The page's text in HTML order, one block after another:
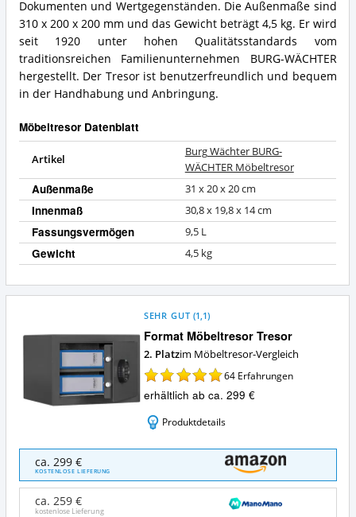
Was
bietet
dieser
Möbeltresor?
Dokumenten und Wertgegenständen. Die Außenmaße sind
310 x 200 x 200 mm und das Gewicht beträgt 4,5 kg. Er wird
seit 1920 unter hohen Qualitätsstandards vom
traditionsreichen Familienunternehmen BURG-WÄCHTER
hergestellt. Der Tresor ist benutzerfreundlich und bequem
in der Handhabung und Anbringung.
Möbeltresor Datenblatt
Artikel
Burg Wächter BURG-
WÄCHTER Möbeltresor
Außenmaße 31 x 20 x 20 cm
Innenmaß 30,8 x 19,8 x 14 cm
Fassungsvermögen 9,5 L
Gewicht 4,5 kg
Möbeltresor?
Format Möbeltresor Tresor
SEHR GUT (1,1)
2. Platzim Möbeltresor-Vergleich
64 Erfahrungen
erhältlich ab ca. 299 €
Produktdetails
Format
Möbeltresor
Tresor
Angebote:
ca. 299 €
KOSTENLOSE LIEFERUNG
ca. 259 €
kostenlose Lieferung